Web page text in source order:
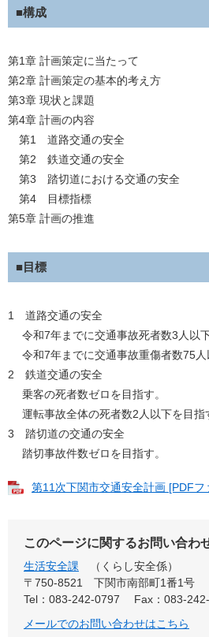
■構成
第1章 計画策定に当たって
第2章 計画策定の基本的考え方
第3章 現状と課題
第4章 計画の内容
第1 道路交通の安全
第2 鉄道交通の安全
第3 踏切道における交通の安全
第4 目標指標
第5章 計画の推進
■目標
1 道路交通の安全
令和7年までに交通事故死者数3人以下
令和7年までに交通事故重傷者数75人
2 鉄道交通の安全
乗客の死者数ゼロを目指す。
運転事故全体の死者数2人以下を目指
3 踏切道の交通の安全
踏切事故件数ゼロを目指す。
第11次下関市交通安全計画 [PDFフ
このページに関するお問い合わ
生活安全課
くらし安全係
〒750-8521
下関市南部町1番1号
Tel：083-242-0797
Fax：083-
メールでのお問い合わせはこちら